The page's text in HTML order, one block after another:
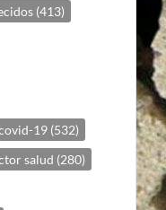
(413)
19 (532)
salud (280)